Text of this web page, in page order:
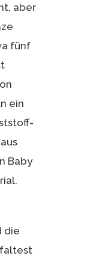
aber
fünf
ein
Baby
die